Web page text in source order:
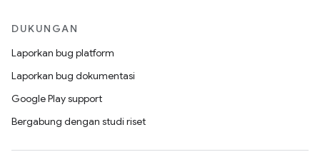
DUKUNGAN
Laporkan bug platform
Laporkan bug dokumentasi
Google Play support
Bergabung dengan studi riset